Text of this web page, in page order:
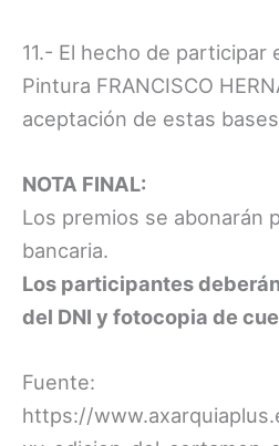
11.- El hecho de participar
Pintura FRANCISCO
aceptación de estas
NOTA FINAL:
Los premios se abonarán
bancaria.
Los participantes
del DNI y fotocopia de
Fuente:
https://